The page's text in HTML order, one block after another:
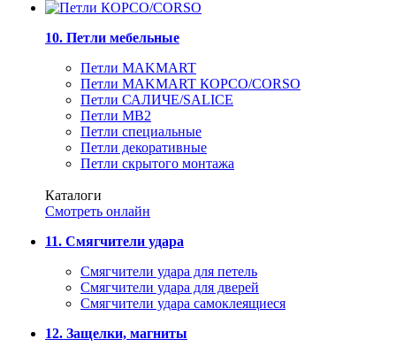
10. Петли мебельные
Петли MAKMART
Петли MAKMART КОРСО/CORSO
Петли САЛИЧЕ/SALICE
Петли MB2
Петли специальные
Петли декоративные
Петли скрытого монтажа
Каталоги
Смотреть онлайн
11. Смягчители удара
Смягчители удара для петель
Смягчители удара для дверей
Cмягчители удара самоклеящиеся
12. Защелки, магниты